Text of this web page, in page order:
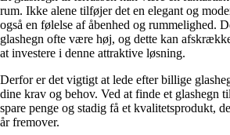
rum. Ikke alene tilføjer det en elegant og
også en følelse af åbenhed og rummelighed.
glashegn ofte være høj, og dette kan
at investere i denne attraktive løsning.
Derfor er det vigtigt at lede efter billige
dine krav og behov. Ved at finde et glashegn
spare penge og stadig få et kvalitetsprodukt,
år fremover.